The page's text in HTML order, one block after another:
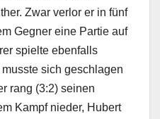
Zwar verlor er in fünf
Gegner eine Partie auf
spielte ebenfalls
sich geschlagen
rang (3:2) seinen
Kampf nieder, Hubert